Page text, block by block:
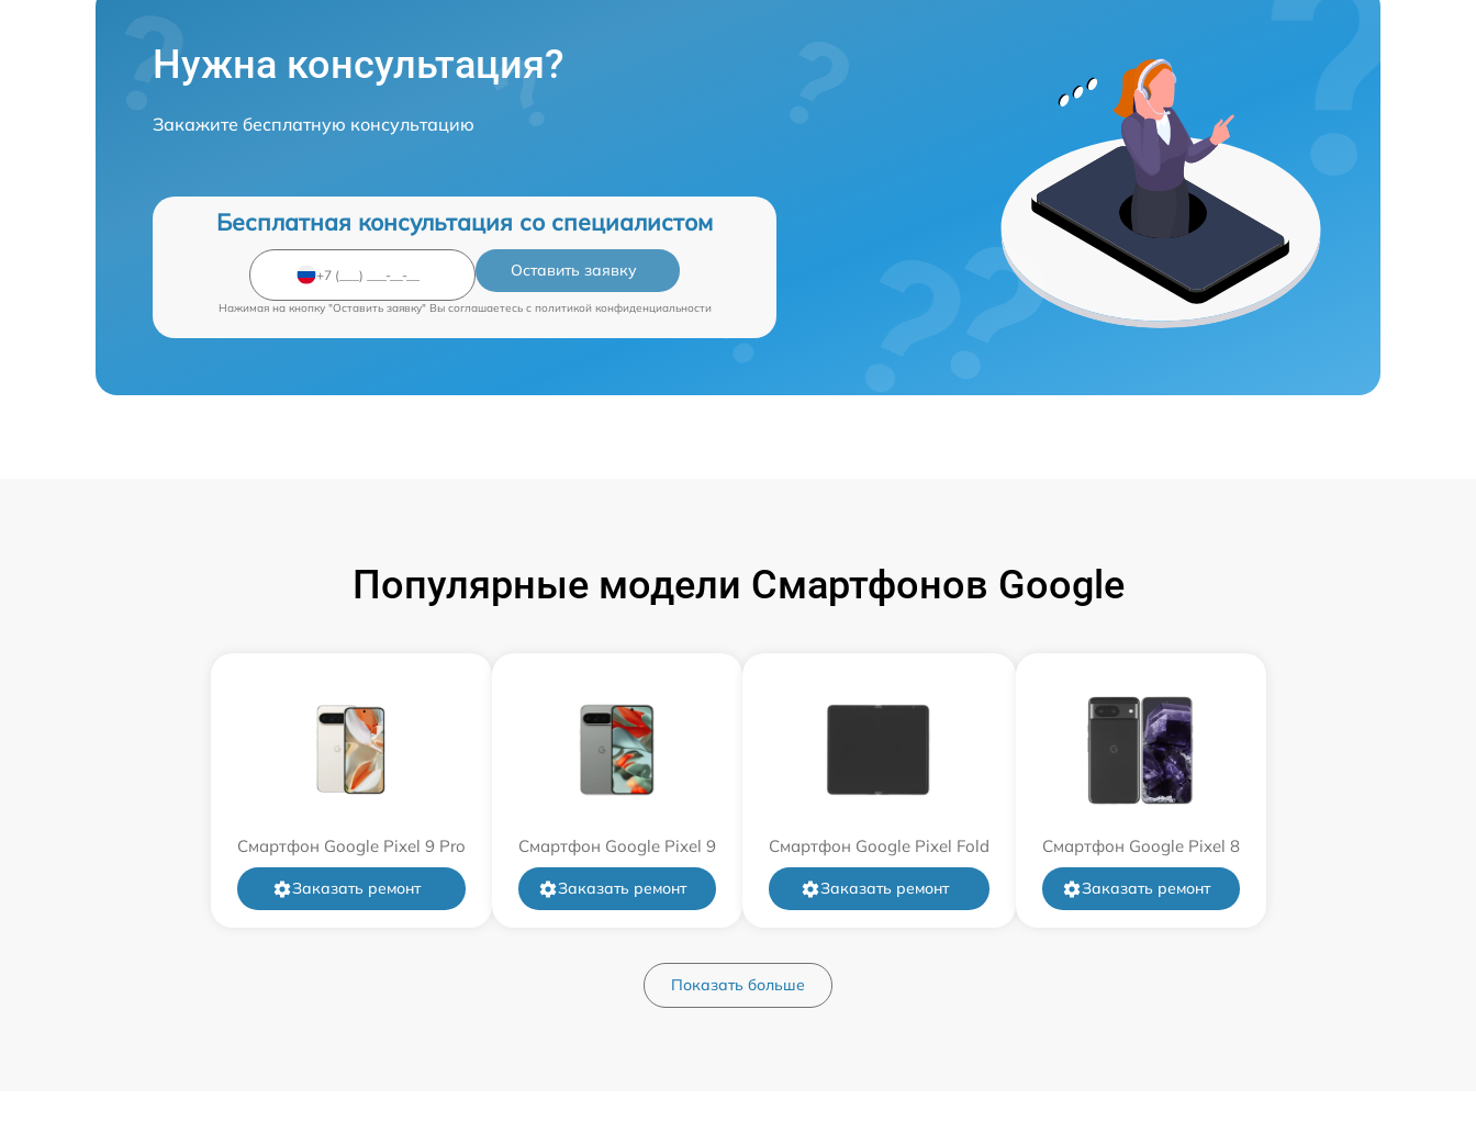
Нужна консультация?
Закажите бесплатную консультацию
Бесплатная консультация со специалистом
Оставить заявку
Нажимая на кнопку "Оставить заявку" Вы соглашаетесь c политикой конфиденциальности
Популярные модели Смартфонов Google
Смартфон Google Pixel 9 Pro
Заказать ремонт
Смартфон Google Pixel 9
Заказать ремонт
Смартфон Google Pixel Fold
Заказать ремонт
Смартфон Google Pixel 8
Заказать ремонт
Показать больше